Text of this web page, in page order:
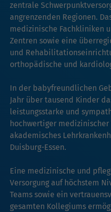
zentrale
angrenzenden Regionen.
medizinische Fachkliniken
Zentren sowie eine
und
orthopädische und
In der babyfreundlichen
Jahr über tausend Kinder
leistungsstarke und
hochwertiger medizinischer
akademisches
Duisburg-Essen.
Eine medizinische und
Versorgung auf höchstem
Teams sowie ein
gesamten Kollegiums